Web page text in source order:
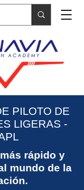
PILOTO DE
LIGERAS -
rápido y
mundo de la